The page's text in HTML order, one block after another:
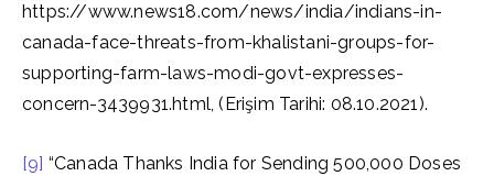
https://www.news18.com/news/india/indians-in-
canada-face-threats-from-khalistani-groups-for-
supporting-farm-laws-modi-govt-expresses-
concern-3439931.html, (Erişim Tarihi: 08.10.2021).
[9] “Canada Thanks India for Sending 500,000 Doses